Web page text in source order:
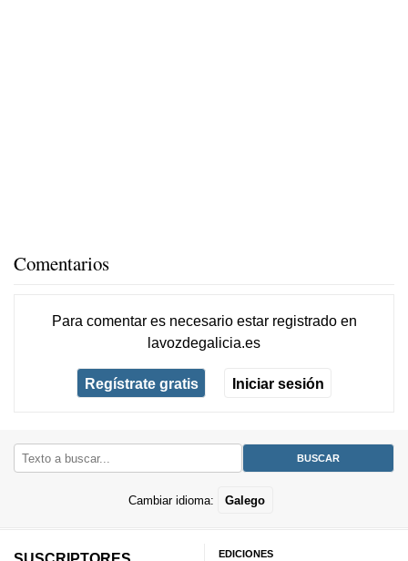
Comentarios
Para comentar es necesario estar registradoen
lavozdegalicia.es
Regístrate gratis Iniciar sesión
Cambiar idioma: Galego
EDICIONES